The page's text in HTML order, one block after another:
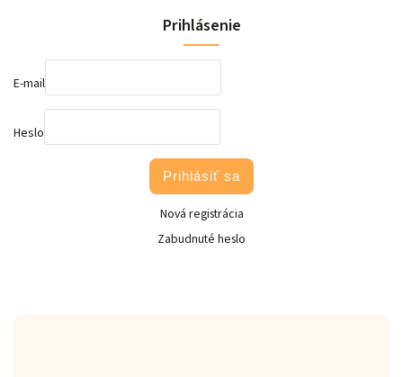
Prihlásenie
E-mail
Heslo
Prihlásiť sa
Nová registrácia
Zabudnuté heslo